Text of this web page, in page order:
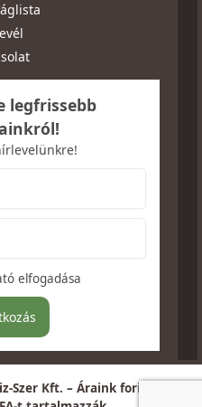
legfrissebb
elfogadása
Szer Kft. – Áraink forintban